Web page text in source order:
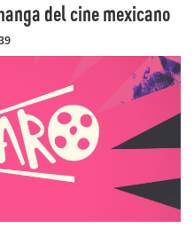
del cine mexicano